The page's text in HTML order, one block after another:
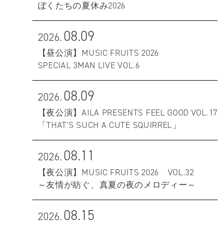
ぼくたちの夏休み2026
2026.08.09
【昼公演】MUSIC FRUITS 2026
SPECIAL 3MAN LIVE VOL.6
2026.08.09
【夜公演】AILA PRESENTS FEEL GOOD VOL.17
「THAT'S SUCH A CUTE SQUIRREL」
2026.08.11
【夜公演】MUSIC FRUITS 2026 VOL.32
～友情が紡ぐ、真夏の夜のメロディー～
2026.08.15